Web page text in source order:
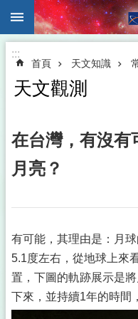
跳到主要內容區塊
:::
首頁 天文知識
天文觀測
在台灣，有沒有
月亮？
有可能，其理由是：月
5.1度左右，從地球上來
置，下圖的軌跡展示是
下來，並持續1年的時間